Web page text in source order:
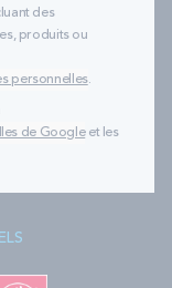
des
produits ou
personnelles.
de Googleet les